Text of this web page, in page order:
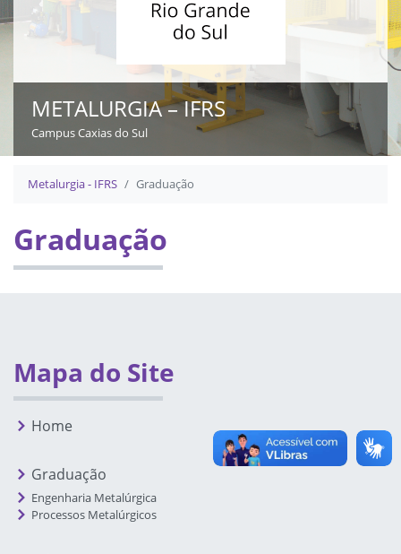
METALURGIA – IFRS
Campus Caxias do Sul
Metalurgia - IFRS Graduação
Graduação
Mapa do Site
Home
Graduação
Engenharia Metalúrgica
Processos Metalúrgicos